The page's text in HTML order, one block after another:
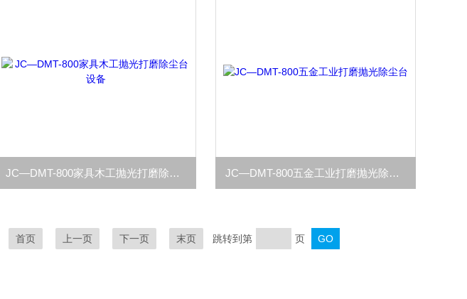
JC—DMT-800家具木工抛光打磨除尘台设备 JC—DMT-800五金工业打磨抛光除尘台
首页 上一页 下一页 末页 跳转到第 页